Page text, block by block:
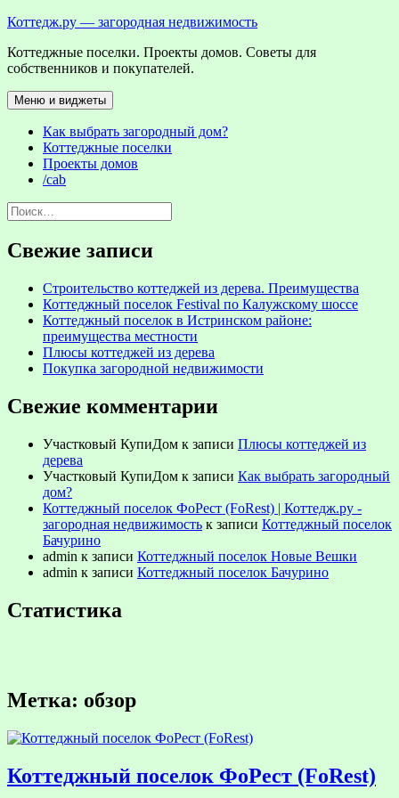
Перейти
содержимому
Коттедж.ру — загородная недвижимость
Коттеджные поселки. Проекты домов. Советы для
собственников и покупателей.
Меню и виджеты
Как выбрать загородный дом?
Коттеджные поселки
Проекты домов
/cab
Найти:
Свежие записи
Строительство коттеджей из дерева. Преимущества
Коттеджный поселок Festival по Калужскому шоссе
Коттеджный поселок в Истринском районе:
преимущества местности
Плюсы коттеджей из дерева
Покупка загородной недвижимости
Свежие комментарии
Участковый КупиДом к записи Плюсы коттеджей из
дерева
Участковый КупиДом к записи Как выбрать загородный
дом?
Коттеджный поселок ФоРест (FoRest) | Коттедж.ру -
загородная недвижимость к записи Коттеджный поселок
Бачурино
admin к записи Коттеджный поселок Новые Вешки
admin к записи Коттеджный поселок Бачурино
Статистика
Метка: обзор
Коттеджный поселок ФоРест (FoRest)